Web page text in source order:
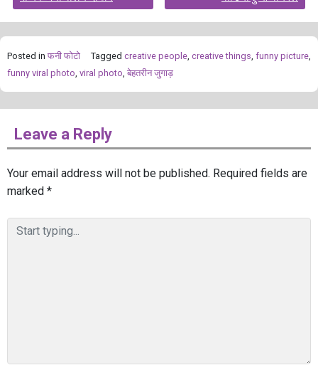
Posted in फनी फोटो Tagged creative people creative things funny picture
funny viral photo viral photo बेहतरीन जुगाड़
Leave a Reply
Your email address will not be published. Required fields are
marked *